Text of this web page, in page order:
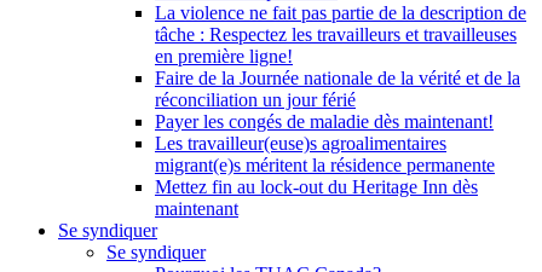
La violence ne fait pas partie de la description de
tâche : Respectez les travailleurs et travailleuses
en première ligne!
Faire de la Journée nationale de la vérité et de la
réconciliation un jour férié
Payer les congés de maladie dès maintenant!
Les travailleur(euse)s agroalimentaires
migrant(e)s méritent la résidence permanente
Mettez fin au lock-out du Heritage Inn dès
maintenant
Se syndiquer
Se syndiquer